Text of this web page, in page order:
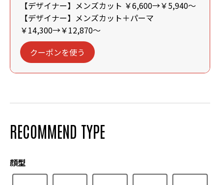
【デザイナー】メンズカット ￥6,600→￥5,940～
【デザイナー】メンズカット＋パーマ
￥14,300→￥12,870～
クーポンを使う
RECOMMEND TYPE
顔型